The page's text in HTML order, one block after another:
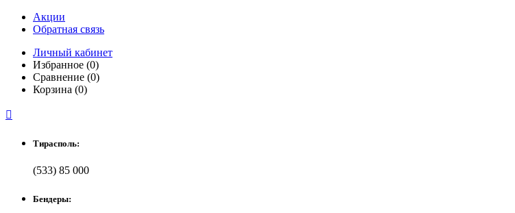
Акции
Обратная связь
Личный кабинет
Избранное (0)
Сравнение (0)
Корзина (0)

Тирасполь:
(533) 85 000
Бендеры: